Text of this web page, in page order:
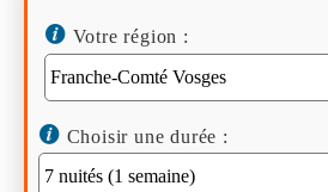
Votre région :
Choisir une durée :